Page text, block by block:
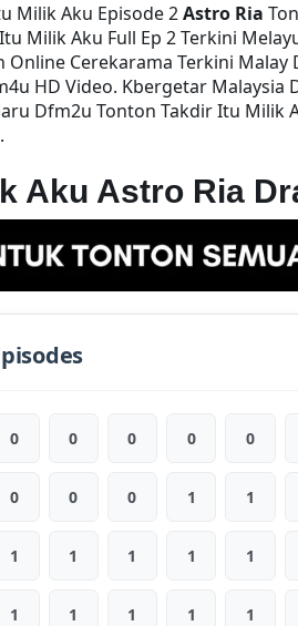
Milik Aku Episode 2Astro Ria
Milik Aku Full Ep 2 Terkini
Online Cerekarama Terkini Malay
HD Video. Kbergetar Malaysia
Dfm2u Tonton Takdir Itu Milik
Aku Astro Ria
0 0 0 0 0
0 0 0 1 1
1 1 1 1 1
1 1 1 1 1